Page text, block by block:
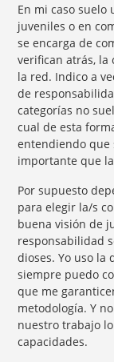
En mi caso
juveniles o en
se encarga de
verifican atrás, la
la red. Indico a
de
categorías no
cual de esta
entendiendo que
importante que
Por supuesto
para elegir la/s
buena visión de
responsabilidad
dioses. Yo uso
siempre puedo
que me
metodología. Y
nuestro trabajo
capacidades.